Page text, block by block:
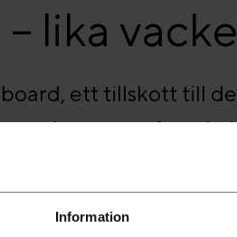
Information
lika
ett tillskott till
favorit: